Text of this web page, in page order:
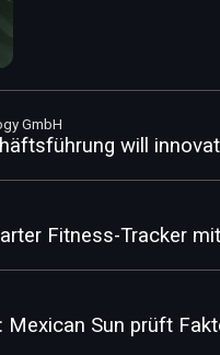
GmbH
will
Fitness-Tracker
Mexican Sun prüft